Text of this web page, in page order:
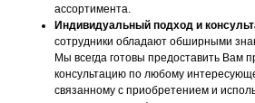
ассортимента.
Индивидуальный подход и
сотрудники обладают обширными
Мы всегда готовы предоставить Вам
консультацию по любому
связанному с приобретением и